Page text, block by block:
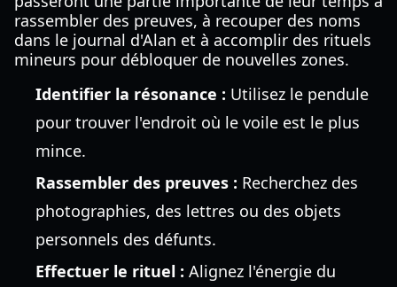
rassembler des preuves, à recouper des noms
dans le journal d'Alan et à accomplir des rituels
mineurs pour débloquer de nouvelles zones.
Identifier la résonance : Utilisez le pendule
pour trouver l'endroit où le voile est le plus
mince.
Rassembler des preuves : Recherchez des
photographies, des lettres ou des objets
personnels des défunts.
Effectuer le rituel : Alignez l'énergie du